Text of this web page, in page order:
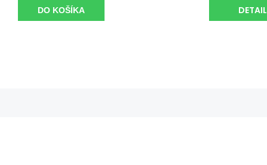
DO KOŠÍKA DETAIL